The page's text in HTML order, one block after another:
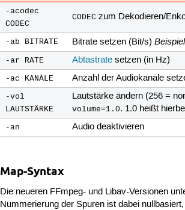
-acodec
CODEC
CODEC zum Dekodieren/
-ab BITRATE Bitrate setzen (Bit/s)
-ar RATE Abtastrate setzen (in Hz)
-ac KANÄLE Anzahl der Audiokanäle
-vol
LAUTSTÄRKE
Lautstärke ändern (256 =
volume=1.0. 1.0 heißt
-an Audio deaktivieren
Map-Syntax
Die neueren FFmpeg- und Libav-Versionen
Nummerierung der Spuren ist dabei